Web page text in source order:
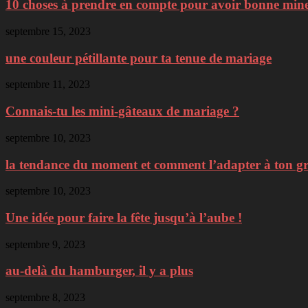
10 choses à prendre en compte pour avoir bonne
septembre 15, 2023
une couleur pétillante pour ta tenue de mariage
septembre 11, 2023
Connais-tu les mini-gâteaux de mariage ?
septembre 10, 2023
la tendance du moment et comment l’adapter à ton
septembre 10, 2023
Une idée pour faire la fête jusqu’à l’aube !
septembre 9, 2023
au-delà du hamburger, il y a plus
septembre 8, 2023